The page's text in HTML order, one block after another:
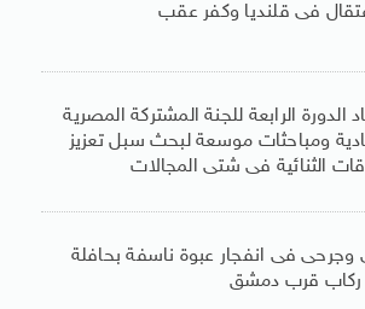
فى قلنديا وكفر عقب
الدورة الرابعة للجنة المشتركة المصرية
ومباحثات موسعة لبحث سبل تعزيز
الثنائية فى شتى المجالات
وجرحى فى انفجار عبوة ناسفة بحافلة
ركاب قرب دمشق